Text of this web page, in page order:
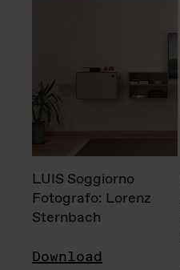
LUIS Soggiorno
Fotografo: Lorenz
Sternbach
Download